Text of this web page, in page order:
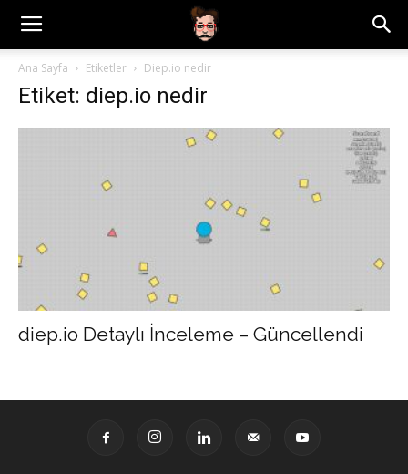
Ana Sayfa Etiketler Diep.io nedir
Etiket: diep.io nedir
diep.io Detaylı İnceleme – Güncellendi